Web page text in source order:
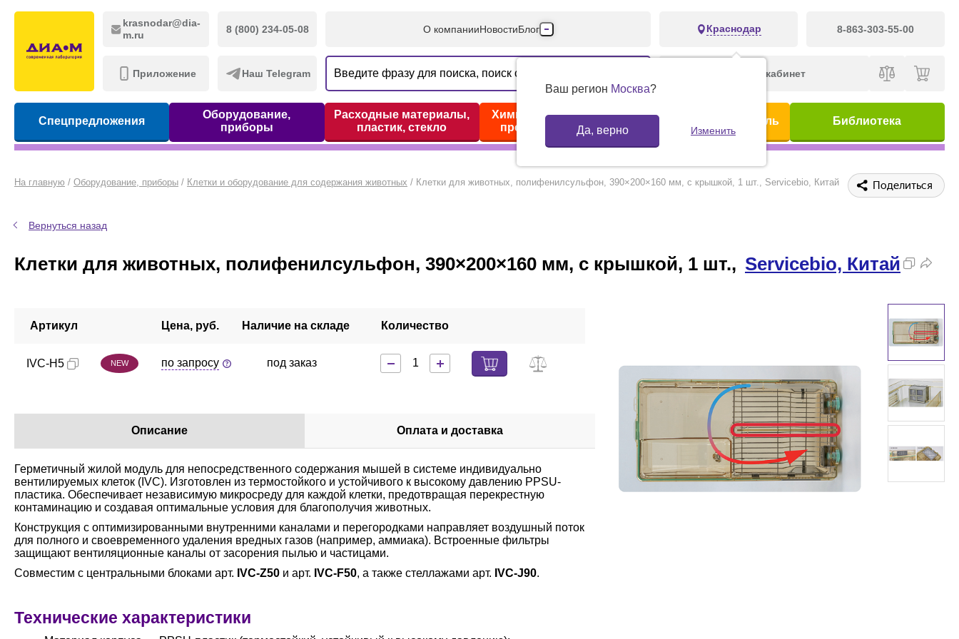
krasnodar@dia-
m.ru
8 (800) 234-05-08
Приложение Наш Telegram
О компанииНовостиБлог
Производители
Партнеры
Контакты
Краснодар 8-863-303-55-00
Ваш регион Москва?
Да, верно Изменить
Личный кабинет
Спецпредложения
Оборудование,
приборы
Расходные материалы,
пластик, стекло
Химические реактивы,
препараты, наборы
Предметный указатель Библиотека
На главную / Оборудование, приборы / Клетки и оборудование для содержания животных / Клетки для животных, полифенилсульфон, 390×200×160 мм, с крышкой, 1 шт., Servicebio, Китай Поделиться
Вернуться назад
Клетки для животных, полифенилсульфон, 390×200×160 мм, с крышкой, 1 шт., Servicebio, Китай
Артикул Цена, руб. Наличие на складе Количество
IVC-H5 NEW по запросу под заказ
Описание Оплата и доставка
Герметичный жилой модуль для непосредственного содержания мышей в системе индивидуально
вентилируемых клеток (IVC). Изготовлен из термостойкого и устойчивого к высокому давлению PPSU-
пластика. Обеспечивает независимую микросреду для каждой клетки, предотвращая перекрестную
контаминацию и создавая оптимальные условия для благополучия животных.
Конструкция с оптимизированными внутренними каналами и перегородками направляет воздушный поток
для полного и своевременного удаления вредных газов (например, аммиака). Встроенные фильтры
защищают вентиляционные каналы от засорения пылью и частицами.
Совместим с центральными блоками арт. IVC-Z50 и арт. IVC-F50, а также стеллажами арт. IVC-J90.
Технические характеристики